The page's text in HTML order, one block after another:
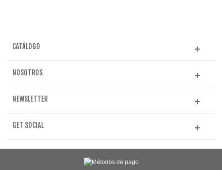
CATÁLOGO
NOSOTROS
NEWSLETTER
GET SOCIAL